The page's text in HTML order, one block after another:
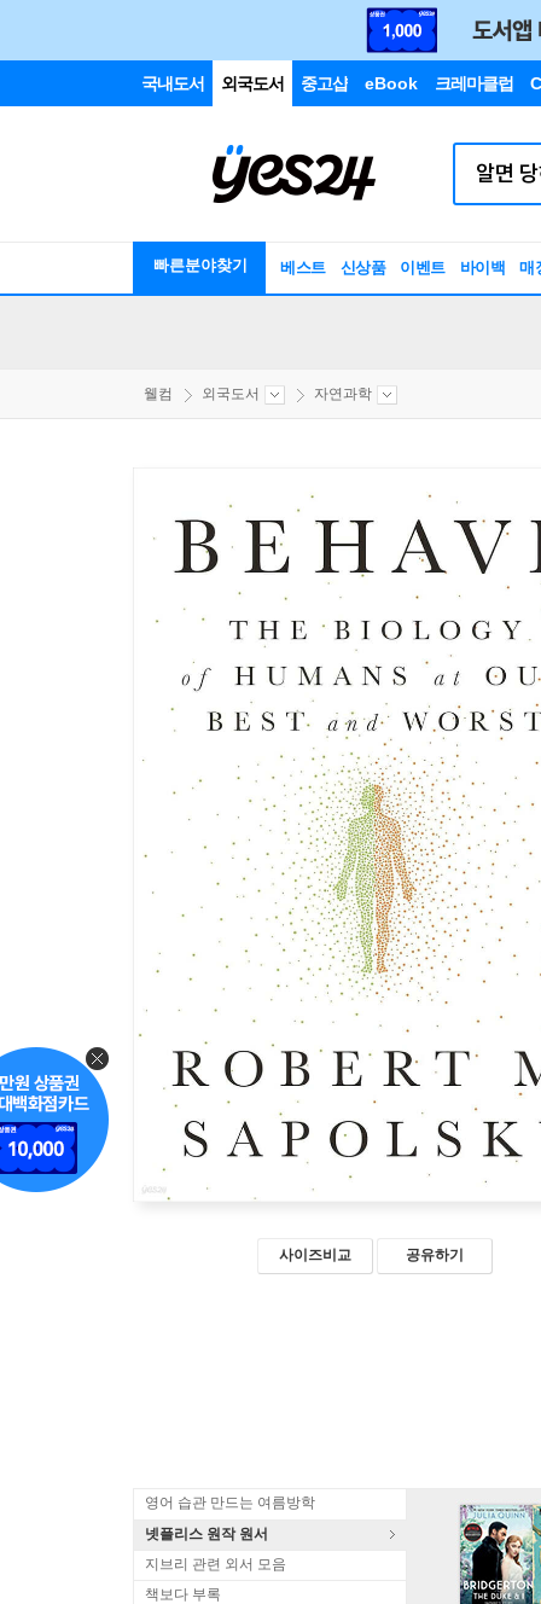
국내도서 외국도서 중고샵 eBook 크레마클럽
빠른분야찾기 베스트 신상품 이벤트 바이백 매
웰컴 외국도서 자연과학
사이즈비교 공유하기
영어 습관 만드는 여름방학
넷플리스 원작 원서
지브리 관련 외서 모음
책보다 부록